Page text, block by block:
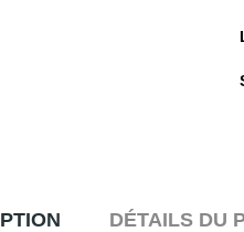
DÉTAILS DU